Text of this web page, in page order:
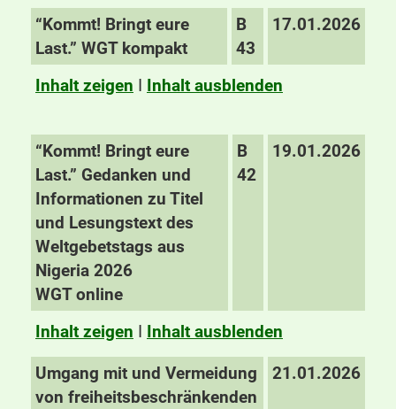
“Kommt! Bringt eure
Last.” WGT kompakt
B
43
17.01.2026
Inhalt zeigen I Inhalt ausblenden
“Kommt! Bringt eure
Last.” Gedanken und
Informationen zu Titel
und Lesungstext des
Weltgebetstags aus
Nigeria 2026
WGT online
B
42
19.01.2026
Inhalt zeigen I Inhalt ausblenden
Umgang mit und Vermeidung
von freiheitsbeschränkenden
21.01.2026